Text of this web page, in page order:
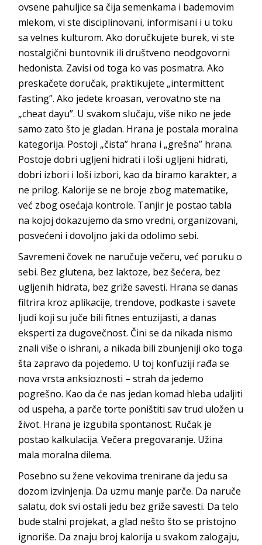
ovsene pahuljice sa čija semenkama i bademovim
mlekom, vi ste disciplinovani, informisani i u toku
sa velnes kulturom. Ako doručkujete burek, vi ste
nostalgični buntovnik ili društveno neodgovorni
hedonista. Zavisi od toga ko vas posmatra. Ako
preskačete doručak, praktikujete „intermittent
fasting”. Ako jedete kroasan, verovatno ste na
„cheat dayu”. U svakom slučaju, više niko ne jede
samo zato što je gladan. Hrana je postala moralna
kategorija. Postoji „čista” hrana i „grešna” hrana.
Postoje dobri ugljeni hidrati i loši ugljeni hidrati,
dobri izbori i loši izbori, kao da biramo karakter, a
ne prilog. Kalorije se ne broje zbog matematike,
već zbog osećaja kontrole. Tanjir je postao tabla
na kojoj dokazujemo da smo vredni, organizovani,
posvećeni i dovoljno jaki da odolimo sebi.
Savremeni čovek ne naručuje večeru, već poruku o
sebi. Bez glutena, bez laktoze, bez šećera, bez
ugljenih hidrata, bez griže savesti. Hrana se danas
filtrira kroz aplikacije, trendove, podkaste i savete
ljudi koji su juče bili fitnes entuzijasti, a danas
eksperti za dugovečnost. Čini se da nikada nismo
znali više o ishrani, a nikada bili zbunjeniji oko toga
šta zapravo da pojedemo. U toj konfuziji rađa se
nova vrsta anksioznosti – strah da jedemo
pogrešno. Kao da će nas jedan komad hleba udaljiti
od uspeha, a parče torte poništiti sav trud uložen u
život. Hrana je izgubila spontanost. Ručak je
postao kalkulacija. Večera pregovaranje. Užina
mala moralna dilema.
Posebno su žene vekovima trenirane da jedu sa
dozom izvinjenja. Da uzmu manje parče. Da naruče
salatu, dok svi ostali jedu bez griže savesti. Da telo
bude stalni projekat, a glad nešto što se pristojno
ignoriše. Da znaju broj kalorija u svakom zalogaju,